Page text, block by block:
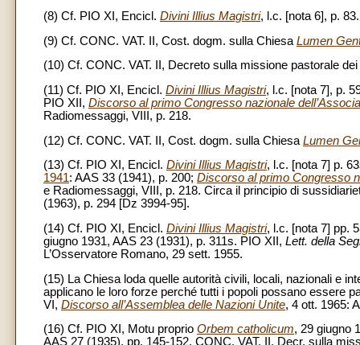
(8) Cf. PIO XI, Encicl. Divini Illius Magistri, l.c. [nota 6], p. 83.
(9) Cf. CONC. VAT. II, Cost. dogm. sulla Chiesa Lumen
(10) Cf. CONC. VAT. II, Decreto sulla missione pastorale
(11) Cf. PIO XI, Encicl. Divini Illius Magistri, l.c. [nota 7], p.
PIO XII, Discorso al primo Congresso nazionale
Radiomessaggi, VIII, p. 218.
(12) Cf. CONC. VAT. II, Cost. dogm. sulla Chiesa Lumen
(13) Cf. PIO XI, Encicl. Divini Illius Magistri, l.c. [nota 7] p.
1941: AAS 33 (1941), p. 200; Discorso al primo Congresso
e Radiomessaggi, VIII, p. 218. Circa il principio di
(1963), p. 294 [Dz 3994-95].
(14) Cf. PIO XI, Encicl. Divini Illius Magistri, l.c. [nota 7] pp.
giugno 1931, AAS 23 (1931), p. 311s. PIO XII, Lett. della
L’Osservatore Romano, 29 sett. 1955.
(15) La Chiesa loda quelle autorità civili, locali, nazionali e
applicano le loro forze perché tutti i popoli possano essere
VI, Discorso all’Assemblea delle Nazioni Unite, 4 ott. 1965:
(16) Cf. PIO XI, Motu proprio Orbem catholicum, 29 giugno
AAS 27 (1935), pp. 145-152. CONC. VAT. II, Decr. sulla